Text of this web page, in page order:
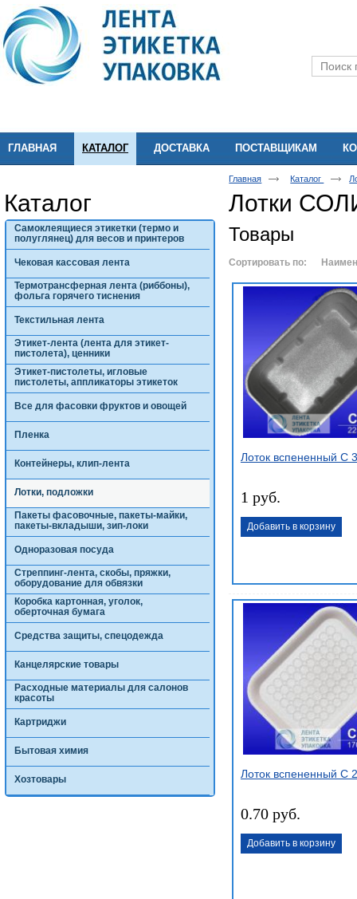
ГЛАВНАЯ КАТАЛОГ ДОСТАВКА ПОСТАВЩИКАМ
Каталог
Самоклеящиеся этикетки (термо и
полуглянец) для весов и принтеров
Чековая кассовая лента
Термотрансферная лента (риббоны),
фольга горячего тиснения
Текстильная лента
Этикет-лента (лента для этикет-
пистолета), ценники
Этикет-пистолеты, игловые
пистолеты, аппликаторы этикеток
Все для фасовки фруктов и овощей
Пленка
Контейнеры, клип-лента
Лотки, подложки
Пакеты фасовочные, пакеты-майки,
пакеты-вкладыши, зип-локи
Одноразовая посуда
Стреппинг-лента, скобы, пряжки,
оборудование для обвязки
Коробка картонная, уголок,
оберточная бумага
Средства защиты, спецодежда
Канцелярские товары
Расходные материалы для салонов
красоты
Картриджи
Бытовая химия
Хозтовары
Главная Каталог
Лотки
Товары
Сортировать по:
Лоток вспененный С
1 руб.
Добавить в корзину
Лоток вспененный С
0.70 руб.
Добавить в корзину